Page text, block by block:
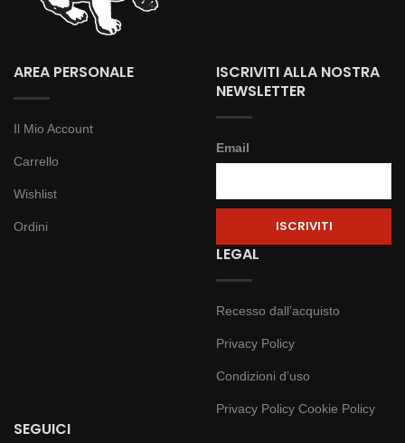
AREA PERSONALE
Il Mio Account
Carrello
Wishlist
Ordini
ISCRIVITI ALLA NOSTRA
NEWSLETTER
Email
LEGAL
Recesso dall’acquisto
Privacy Policy
Condizioni d’uso
Privacy Policy Cookie Policy
SEGUICI